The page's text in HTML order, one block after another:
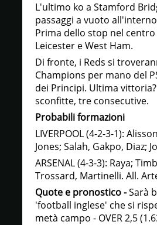
L'ultimo ko a Stamford
passaggi a vuoto
Prima dello stop nel
Leicester e West Ham.
Di fronte, i Reds si
Champions per mano del
dei Principi. Ultima
sconfitte, tre consecutive.
Probabili formazioni
LIVERPOOL (4-2-3-1):
Jones; Salah, Gakpo, Diaz;
ARSENAL (4-3-3): Raya;
Trossard, Martinelli. All.
Quote e pronostico -Sarà
'football inglese' che si
metà campo - OVER 2,5